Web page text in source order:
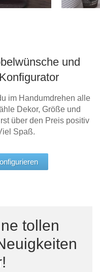
und
im Handumdrehen alle
Dekor, Größe und
über den Preis positiv
Spaß.
tollen